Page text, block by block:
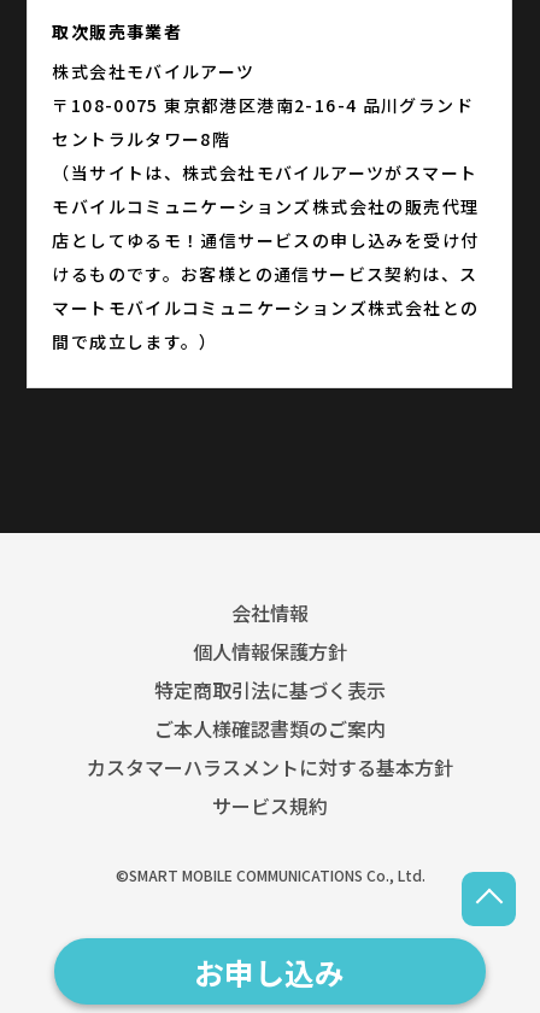
取次販売事業者
株式会社モバイルアーツ
〒108-0075 東京都港区港南2-16-4 品川グランド
セントラルタワー8階
（当サイトは、株式会社モバイルアーツがスマート
モバイルコミュニケーションズ株式会社の販売代理
店としてゆるモ！通信サービスの申し込みを受け付
けるものです。お客様との通信サービス契約は、ス
マートモバイルコミュニケーションズ株式会社との
間で成立します。）
会社情報
個人情報保護方針
特定商取引法に基づく表示
ご本人様確認書類のご案内
カスタマーハラスメントに対する基本方針
サービス規約
©SMART MOBILE COMMUNICATIONS Co., Ltd.
お申し込み